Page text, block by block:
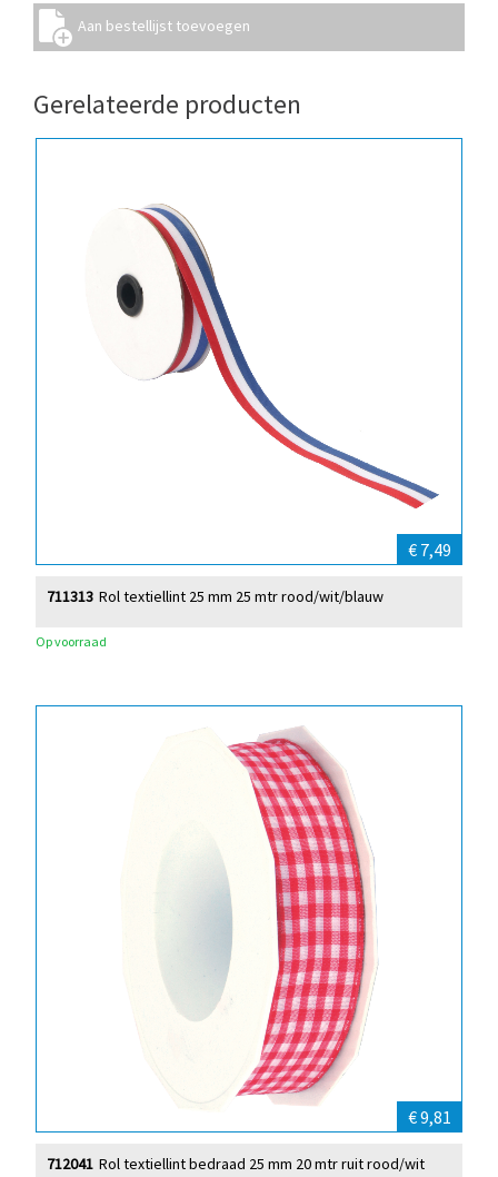
Gerelateerde producten
€ 7,49
Rol textiellint 25 mm 25 mtr rood/wit/blauw
711313
Op voorraad
€ 9,81
Rol textiellint bedraad 25 mm 20 mtr ruit rood/wit
712041